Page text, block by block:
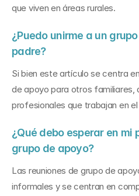
que viven en áreas rurales.
¿Puedo unirme a un
padre?
Si bien este artículo se centra
de apoyo para otros familiares,
profesionales que trabajan en
¿Qué debo esperar en mi
grupo de apoyo?
Las reuniones de grupo de
informales y se centran en